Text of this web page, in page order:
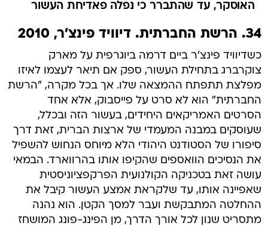
האוסקר, עד שהתברר כי נפלה פאדיחת העשור
34. הרשת החברתית. דיוויד פינצ'ר, 2010
כשדיוויד פינצ'ר ביים דרמה ביוגרפית על מארק
צוקרברג בתחילת העשור, ספק אם תיאר לעצמו לאיזו
מפלצת תתפתח ההמצאה שלו. אך בכל מקרה, "הרשת
החברתית" הוא לא סרט על פייסבוק, אלא אחד
הסרטים האמריקאים היחידים, בעשור הזה ובכלל,
שעוסקים במבנה המעמדי של ארצות הברית, זאת דרך
סיפורו של הסטודנט היהודי הלא מיוחס הנחוש להשפיל
את הנסיכים הוואספים שהקיפו אותו בהרווארד. הבמאי
עושה זאת בטכניקה הקולנועית הפרקפציוניסטית
שאפיינה אותו, עד שלקראת אמצע העשור קיבל את
ההחלטה המתבקשת ועבר למסך הקטן. הוא נהנה
מתסריט שנון לכל אורך הדרך, מן הפינג-פונג המושחז